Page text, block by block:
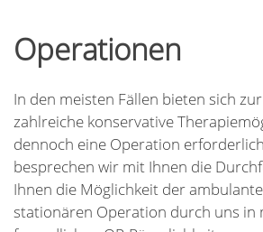
Operationen
In den meisten Fällen bieten sich
zahlreiche konservative
dennoch eine Operation
besprechen wir mit Ihnen die
Ihnen die Möglichkeit der
stationären Operation durch uns in